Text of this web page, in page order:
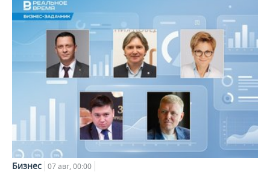
Бизнес 07 авг, 00:00